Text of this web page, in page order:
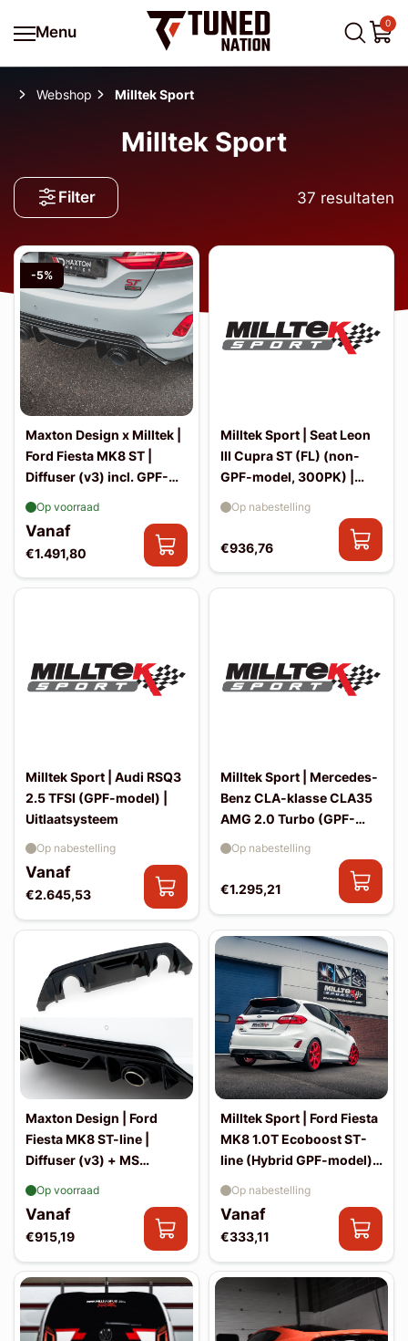
Menu
0
Webshop Milltek Sport
Milltek Sport
Filter 37 resultaten
-5%
Maxton Design x Milltek |
Ford Fiesta MK8 ST |
Diffuser (v3) incl. GPF-
Vanaf
€1.491,80
Op voorraad
Milltek Sport | Seat Leon
III Cupra ST (FL) (non-
GPF-model, 300PK) |
€936,76
Op nabestelling
Milltek Sport | Audi RSQ3
2.5 TFSI (GPF-model) |
Uitlaatsysteem
Vanaf
€2.645,53
Op nabestelling
Milltek Sport | Mercedes-
Benz CLA-klasse CLA35
AMG 2.0 Turbo (GPF-
model) | Uitlaatsystemen
€1.295,21
Op nabestelling
Maxton Design | Ford
Fiesta MK8 ST-line |
Diffuser (v3) + MS
Vanaf
€915,19
Op voorraad
Milltek Sport | Ford Fiesta
MK8 1.0T Ecoboost ST-
line (Hybrid GPF-model) |
Vanaf
€333,11
Op nabestelling